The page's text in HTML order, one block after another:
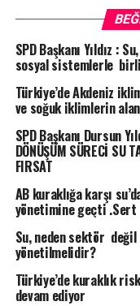
SPD Başkanı Yıldız :
sosyal sistemlerle
Türkiye’de Akdeniz
ve soğuk iklimlerin
SPD Başkanı Dursun
DÖNÜŞÜM SÜRECİ SU
FIRSAT
AB kuraklığa karşı
yönetimine geçti .Sert
Su, neden sektör
yönetilmelidir?
Türkiye’de kuraklık
devam ediyor